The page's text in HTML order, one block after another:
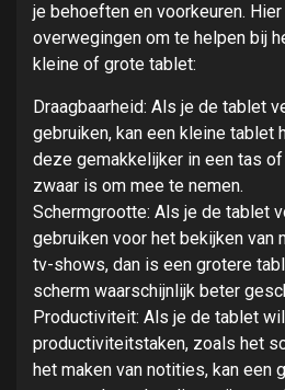
je behoeften en voorkeuren.
overwegingen om te helpen bij
kleine of grote tablet:
Draagbaarheid: Als je de tablet
gebruiken, kan een kleine tablet
deze gemakkelijker in een tas
zwaar is om mee te nemen.
Schermgrootte: Als je de tablet
gebruiken voor het bekijken van
tv-shows, dan is een grotere
scherm waarschijnlijk beter
Productiviteit: Als je de tablet
productiviteitstaken, zoals het
het maken van notities, kan een